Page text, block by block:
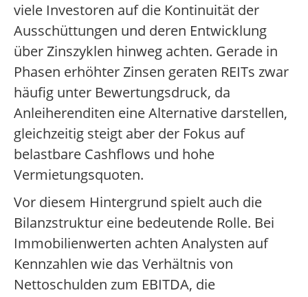
viele Investoren auf die Kontinuität der
Ausschüttungen und deren Entwicklung
über Zinszyklen hinweg achten. Gerade in
Phasen erhöhter Zinsen geraten REITs zwar
häufig unter Bewertungsdruck, da
Anleiherenditen eine Alternative darstellen,
gleichzeitig steigt aber der Fokus auf
belastbare Cashflows und hohe
Vermietungsquoten.
Vor diesem Hintergrund spielt auch die
Bilanzstruktur eine bedeutende Rolle. Bei
Immobilienwerten achten Analysten auf
Kennzahlen wie das Verhältnis von
Nettoschulden zum EBITDA, die